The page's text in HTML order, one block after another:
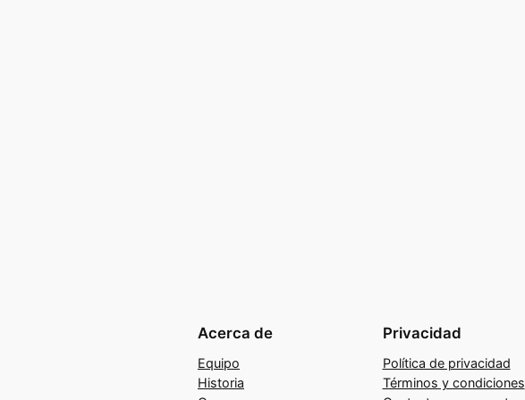
Acerca de
Equipo
Historia
Privacidad
Política de privacidad
Términos y condiciones